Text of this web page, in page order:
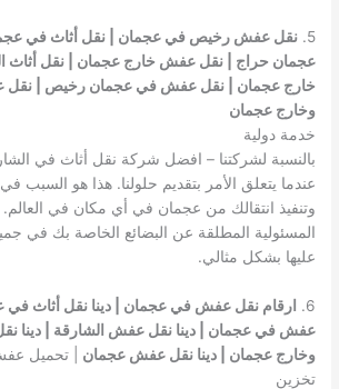
5. نقل عفش رخيص في عجمان | نقل أثاث في
عجمان حراج | نقل عفش خارج عجمان | نقل أثاث
خارج عجمان | نقل عفش في عجمان رخيص |
وخارج عجمان
خدمة دولية
بالنسبة لشركتنا – افضل شركة نقل أثاث في
عندما يتعلق الأمر بتقديم حلولنا. هذا هو السبب
وتنفيذ انتقالك من عجمان في أي مكان في العالم.
المسئولية المطلقة عن البضائع الخاصة بك في
عليها بشكل مثالي.
6.
ارقام نقل عفش في عجمان | دينا نقل أثاث في
عفش في عجمان | دينا نقل عفش الشارقة | دينا
وخارج عجمان | دينا نقل عفش عجمان | تحميل
تخزين